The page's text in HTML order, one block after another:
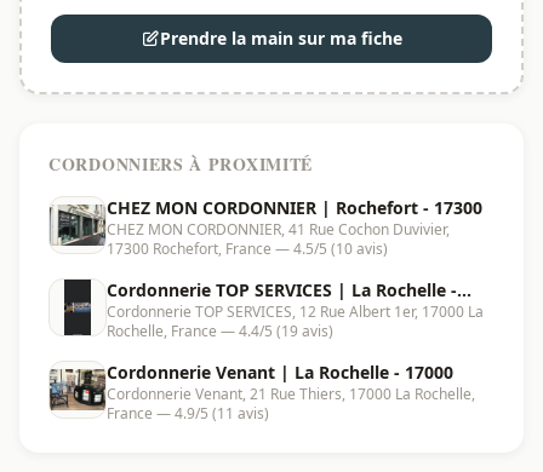
Prendre la main sur ma fiche
CORDONNIERS À PROXIMITÉ
CHEZ MON CORDONNIER | Rochefort - 17300
CHEZ MON CORDONNIER, 41 Rue Cochon Duvivier,
17300 Rochefort, France — 4.5/5 (10 avis)
Cordonnerie TOP SERVICES | La Rochelle -
17000
Cordonnerie TOP SERVICES, 12 Rue Albert 1er, 17000 La
Rochelle, France — 4.4/5 (19 avis)
Cordonnerie Venant | La Rochelle - 17000
Cordonnerie Venant, 21 Rue Thiers, 17000 La Rochelle,
France — 4.9/5 (11 avis)